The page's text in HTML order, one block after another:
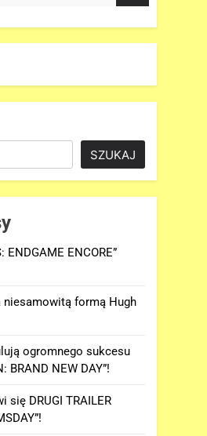
SZUKAJ
ENDGAME ENCORE”
niesamowitą formą Hugh
ogromnego sukcesu
BRAND NEW DAY”!
się DRUGI TRAILER